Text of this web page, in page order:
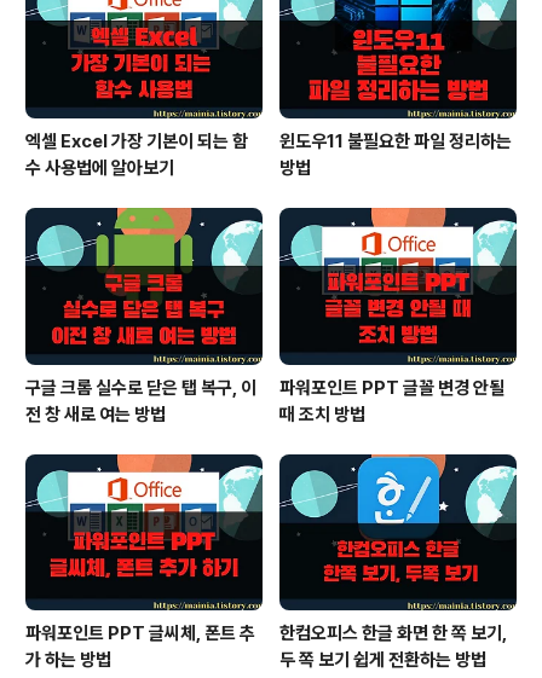
메뉴를 선택합니다. 오른쪽에 나타난 화면에서 채우기 항
목의 옵션을 "그림 또는 질감 채우기" 를..
엑셀 Excel 가장 기본이 되는 함
수 사용법에 알아보기
윈도우11 불필요한 파일 정리하는
방법
구글 크롬 실수로 닫은 탭 복구, 이
전 창 새로 여는 방법
파워포인트 PPT 글꼴 변경 안될
때 조치 방법
파워포인트 PPT 글씨체, 폰트 추
가 하는 방법
한컴오피스 한글 화면 한 쪽 보기,
두 쪽 보기 쉽게 전환하는 방법